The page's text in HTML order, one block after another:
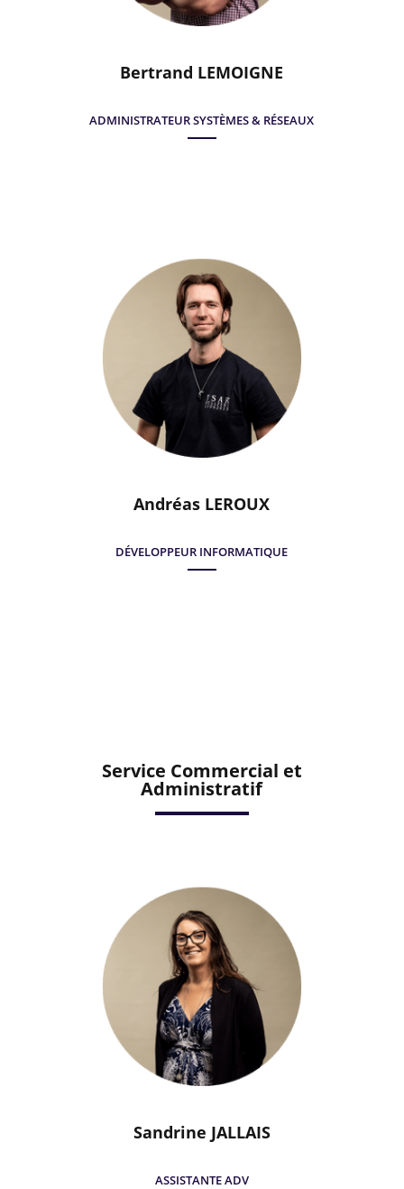
Bertrand LEMOIGNE
ADMINISTRATEUR SYSTÈMES & RÉSEAUX
Andréas LEROUX
DÉVELOPPEUR INFORMATIQUE
Service Commercial et
Administratif
Sandrine JALLAIS
ASSISTANTE ADV